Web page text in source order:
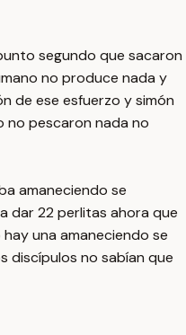
segundo que sacaron
no produce nada y
de ese esfuerzo y simón
no pescaron nada no
amaneciendo se
dar 22 perlitas ahora que
una amaneciendo se
discípulos no sabían que